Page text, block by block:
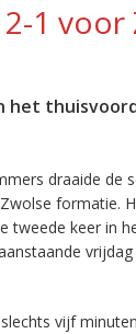
1 voor
het
draaide de
formatie.
tweede keer in
vijf